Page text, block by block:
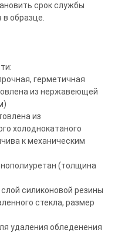
срок службы
в образце.
герметичная
из нержавеющей
из
холоднокатаного
к механическим
(толщина
силиконовой резины
стекла, размер
удаления обледенения